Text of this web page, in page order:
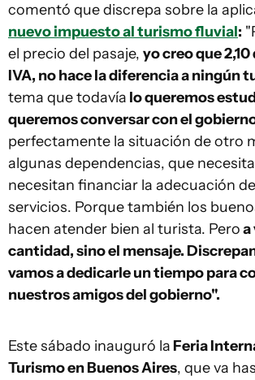
comentó que discrepa sobre la
nuevo impuesto al turismo fluvial:
el precio del pasaje, yo creo que
IVA, no hace la diferencia a ningún
tema que todavía lo queremos
queremos conversar con el
perfectamente la situación de otro
algunas dependencias, que
necesitan financiar la adecuación
servicios. Porque también los
hacen atender bien al turista. Peroa
cantidad, sino el mensaje.
vamos a dedicarle un tiempo para
nuestros amigos del gobierno".
Este sábado inauguró la Feria
Turismo en Buenos Aires, que va